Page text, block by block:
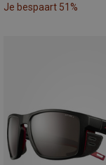
Je bespaart 51%